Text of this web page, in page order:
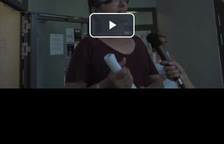
Play
Video